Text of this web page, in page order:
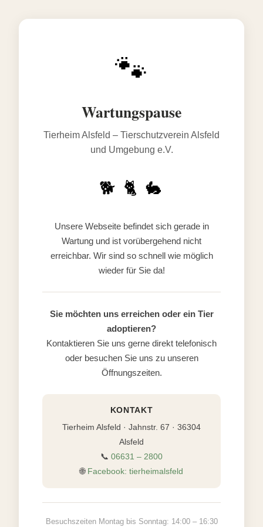
🐾
Wartungspause
Tierheim Alsfeld – Tierschutzverein Alsfeld
und Umgebung e.V.
🐕 🐈 🐇
Unsere Webseite befindet sich gerade in
Wartung und ist vorübergehend nicht
erreichbar. Wir sind so schnell wie möglich
wieder für Sie da!
Sie möchten uns erreichen oder ein Tier
adoptieren?
Kontaktieren Sie uns gerne direkt telefonisch
oder besuchen Sie uns zu unseren
Öffnungszeiten.
KONTAKT
Tierheim Alsfeld · Jahnstr. 67 · 36304
Alsfeld
📞 06631 – 2800
🌐 Facebook: tierheimalsfeld
Besuchszeiten Montag bis Sonntag: 14:00 – 16:30